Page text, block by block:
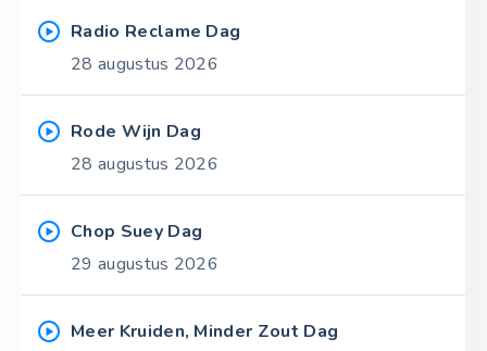
Radio Reclame Dag
28 augustus 2026
Rode Wijn Dag
28 augustus 2026
Chop Suey Dag
29 augustus 2026
Meer Kruiden, Minder Zout Dag